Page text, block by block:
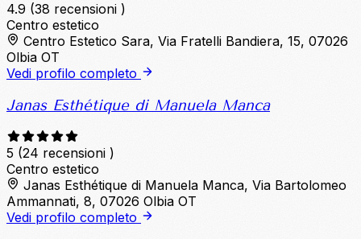
4.9 (38 recensioni )
Centro estetico
Centro Estetico Sara, Via Fratelli Bandiera, 15, 07026
Olbia OT
Vedi profilo completo
Janas Esthétique di Manuela Manca
5 (24 recensioni )
Centro estetico
Janas Esthétique di Manuela Manca, Via Bartolomeo
Ammannati, 8, 07026 Olbia OT
Vedi profilo completo